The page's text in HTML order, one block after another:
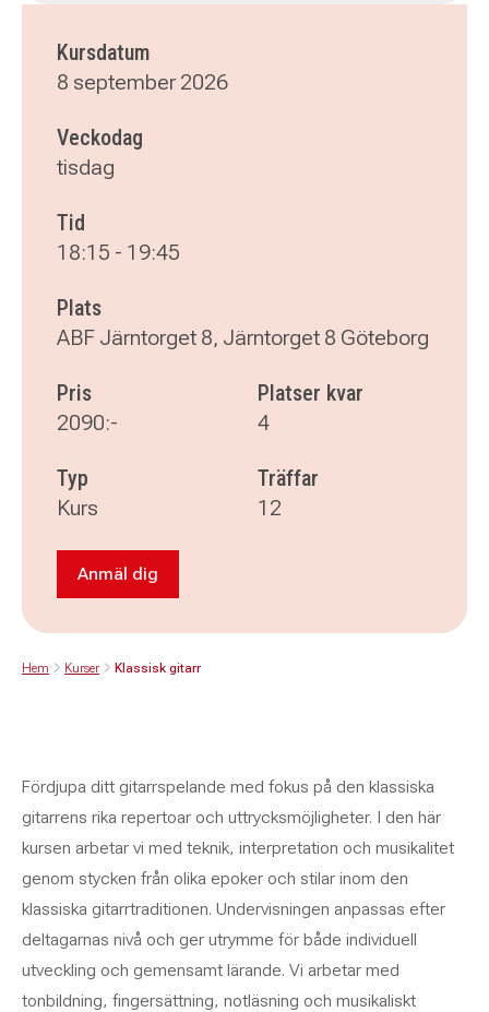
Kursdatum
8 september 2026
Veckodag
tisdag
Tid
18:15 - 19:45
Plats
ABF Järntorget 8, Järntorget 8 Göteborg
Pris
2090:-
Platser kvar
4
Typ
Kurs
Träffar
12
Anmäl dig till Klassisk gitarr
Anmäl dig
Hem Kurser Klassisk gitarr
Fördjupa ditt gitarrspelande med fokus på den klassiska
gitarrens rika repertoar och uttrycksmöjligheter. I den här
kursen arbetar vi med teknik, interpretation och musikalitet
genom stycken från olika epoker och stilar inom den
klassiska gitarrtraditionen. Undervisningen anpassas efter
deltagarnas nivå och ger utrymme för både individuell
utveckling och gemensamt lärande. Vi arbetar med
tonbildning, fingersättning, notläsning och musikaliskt